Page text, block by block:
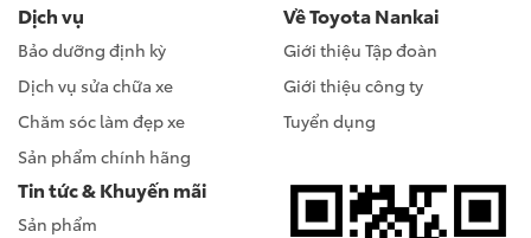
Dịch vụ
Bảo dưỡng định kỳ
Dịch vụ sửa chữa xe
Chăm sóc làm đẹp xe
Sản phẩm chính hãng
Về Toyota Nankai
Giới thiệu Tập đoàn
Giới thiệu công ty
Tuyển dụng
Tin tức & Khuyến mãi
Sản phẩm